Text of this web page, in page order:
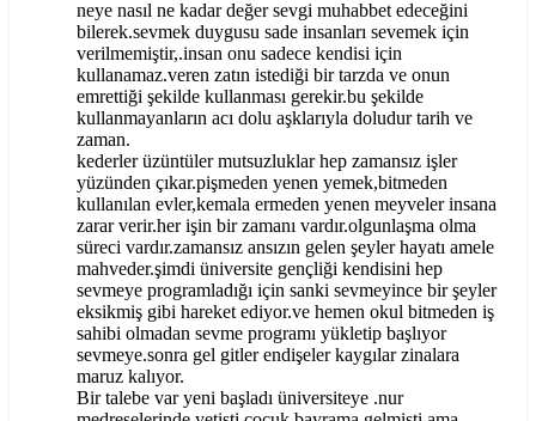
neye nasıl ne kadar değer sevgi muhabbet edeceğini
bilerek.sevmek duygusu sade insanları sevemek için
verilmemiştir,.insan onu sadece kendisi için
kullanamaz.veren zatın istediği bir tarzda ve onun
emrettiği şekilde kullanması gerekir.bu şekilde
kullanmayanların acı dolu aşklarıyla doludur tarih ve
zaman.
kederler üzüntüler mutsuzluklar hep zamansız işler
yüzünden çıkar.pişmeden yenen yemek,bitmeden
kullanılan evler,kemala ermeden yenen meyveler insana
zarar verir.her işin bir zamanı vardır.olgunlaşma olma
süreci vardır.zamansız ansızın gelen şeyler hayatı amele
mahveder.şimdi üniversite gençliği kendisini hep
sevmeye programladığı için sanki sevmeyince bir şeyler
eksikmiş gibi hareket ediyor.ve hemen okul bitmeden iş
sahibi olmadan sevme programı yükletip başlıyor
sevmeye.sonra gel gitler endişeler kaygılar zinalara
maruz kalıyor.
Bir talebe var yeni başladı üniversiteye .nur